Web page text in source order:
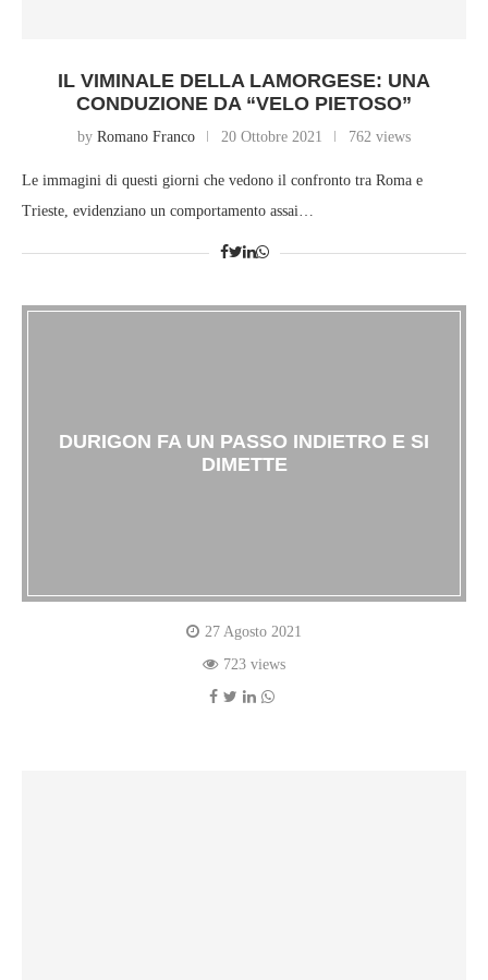
IL VIMINALE DELLA LAMORGESE: UNA
CONDUZIONE DA “VELO PIETOSO”
by Romano Franco 20 Ottobre 2021 762 views
Le immagini di questi giorni che vedono il confronto tra Roma e
Trieste, evidenziano un comportamento assai…
DURIGON FA UN PASSO INDIETRO E SI
DIMETTE
27 Agosto 2021
723 views